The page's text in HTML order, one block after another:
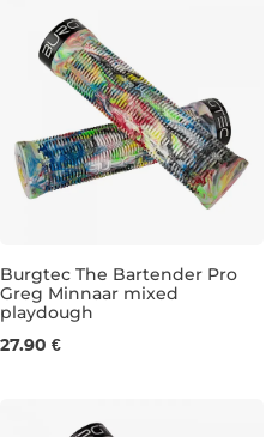
31,5 mm
Burgtec The Bartender Pro
Greg Minnaar mixed
playdough
27.90 €